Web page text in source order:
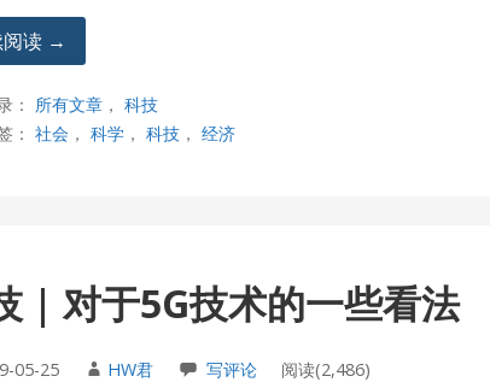
阅读 →
： 所有文章 ，科技
：社会 ，科学 ，科技 ，经济
| 对于5G技术的一些看法
05-25 HW君 写评论 阅读(2,486)